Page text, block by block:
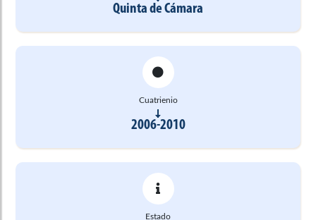
Quinta de Cámara
Cuatrienio
2006-2010
Estado